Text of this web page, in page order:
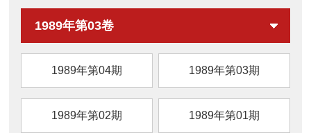
术）研究进展，旨在为生鲜猪肉现代化加工及
1989年第03卷
1989年第04期 1989年第03期
1989年第02期 1989年第01期